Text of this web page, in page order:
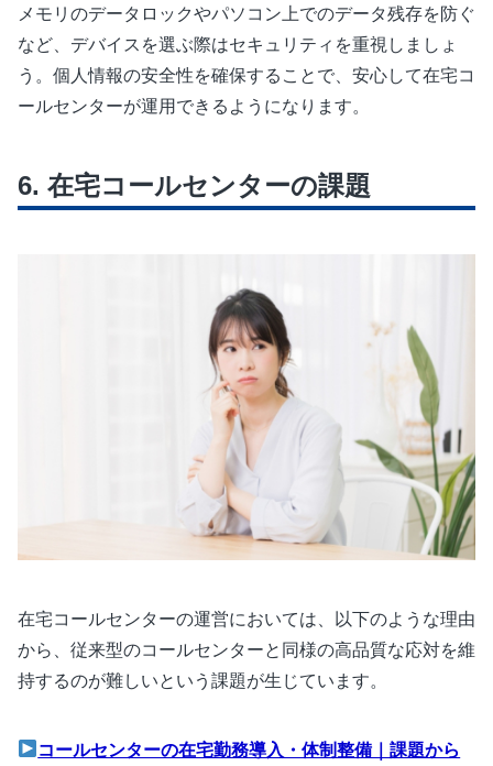
メモリのデータロックやパソコン上でのデータ残存を防ぐ
など、デバイスを選ぶ際はセキュリティを重視しましょ
う。個人情報の安全性を確保することで、安心して在宅コ
ールセンターが運用できるようになります。
在宅コールセンターの課題
在宅コールセンターの運営においては、以下のような理由
から、従来型のコールセンターと同様の高品質な応対を維
持するのが難しいという課題が生じています。
コールセンターの在宅勤務導入・体制整備｜課題から